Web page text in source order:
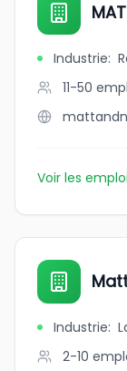
Industrie:
11-50
Voir les
Industrie:
2-10